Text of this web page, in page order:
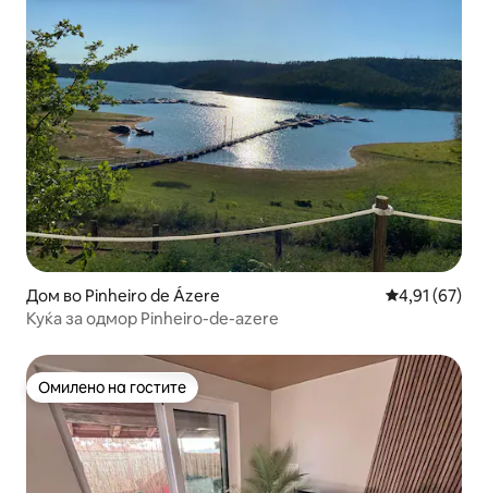
Дом во Pinheiro de Ázere Просечна
4,91 (67)
Куќа за одмор Pinheiro-de-azere
Омилено на гостите
Омилено на гостите